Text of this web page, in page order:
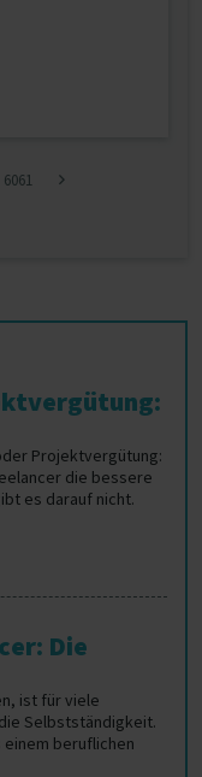
6061
Projektvergütung:
die bessere
es darauf nicht.
Die
ist für viele
Selbstständigkeit.
beruflichen